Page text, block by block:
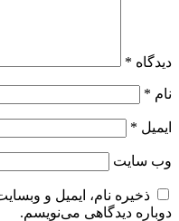
دیدگاه *
نام *
ایمیل *
وب‌ سایت
ذخیره نام، ایمیل و
دوباره دیدگاهی می‌نویسم.